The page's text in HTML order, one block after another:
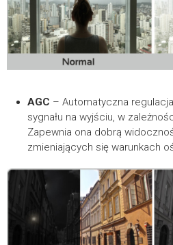
AGC – Automatyczna
sygnału na wyjściu, w
Zapewnia ona dobrą
zmieniających się warunkach